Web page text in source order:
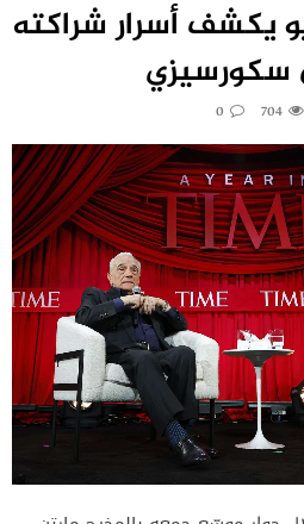
يكشف أسرار شراكته
سكورسيزي
704
0